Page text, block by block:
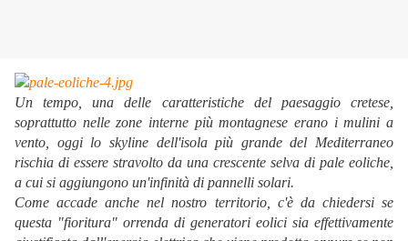
Un tempo, una delle caratteristiche del paesaggio cretese,
soprattutto nelle zone interne più montagnese erano i mulini a
vento, oggi lo skyline dell'isola più grande del Mediterraneo
rischia di essere stravolto da una crescente selva di pale eoliche,
a cui si aggiungono un'infinità di pannelli solari.
Come accade anche nel nostro territorio, c'è da chiedersi se
questa "fioritura" orrenda di generatori eolici sia effettivamente